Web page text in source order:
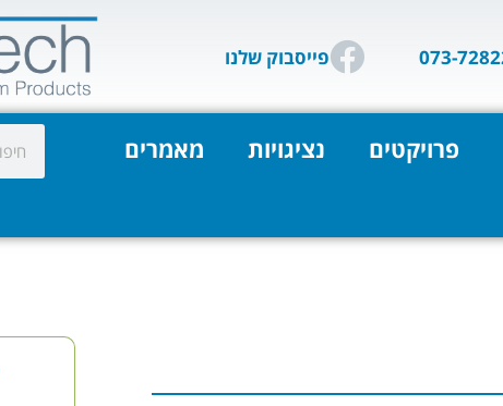
פייסבוק שלנו
פרויקטים נציגויות
מאמרים